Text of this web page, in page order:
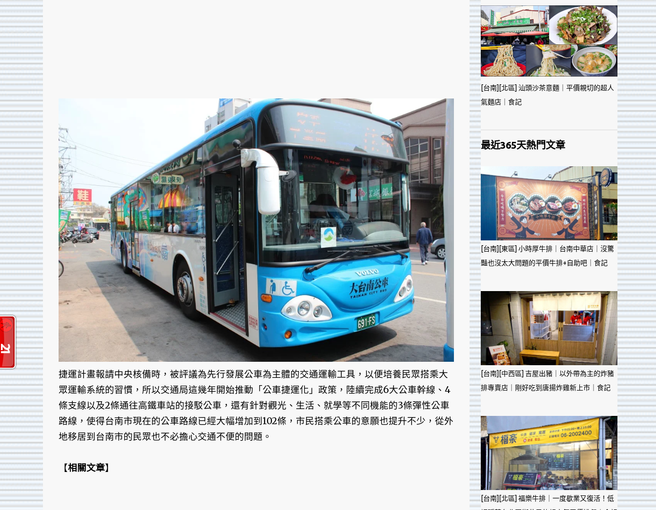
捷運計畫報請中央核備時，被評議為先行發展公車為主體的交通運輸工具，以便培養民眾搭乘大
眾運輸系統的習慣，所以交通局這幾年開始推動「公車捷運化」政策，陸續完成6大公車幹線、4
條支線以及2條通往高鐵車站的接駁公車，還有針對觀光、生活、就學等不同機能的3條彈性公車
路線，使得台南市現在的公車路線已經大幅增加到102條，市民搭乘公車的意願也提升不少，從外
地移居到台南市的民眾也不必擔心交通不便的問題。
【相關文章】
[台南][北區] 汕頭沙茶意麵｜平價親切的超人
氣麵店｜食記
最近365天熱門文章
[台南][東區] 小時厚牛排｜台南中華店｜沒驚
豔也沒太大問題的平價牛排+自助吧｜食記
[台南][中西區] 吉屋出豬｜以外帶為主的炸豬
排專賣店｜剛好吃到唐揚炸雞新上市｜食記
[台南][北區] 福樂牛排｜一度歇業又復活！低